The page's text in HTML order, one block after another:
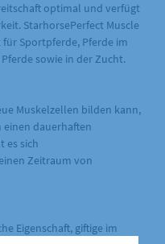
optimal und verfügt
StarhorsePerfect Muscle
Sportpferde, Pferde im
sowie in der Zucht.
Muskelzellen bilden kann,
einen dauerhaften
es sich
Zeitraum von
Eigenschaft, giftige im